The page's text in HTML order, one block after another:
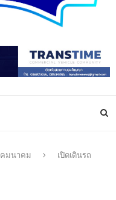
คมนาคม
เปิดเดินรถ